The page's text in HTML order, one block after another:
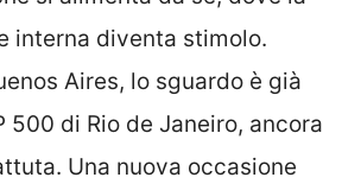
interna diventa stimolo.
Aires, lo sguardo è già
500 di Rio de Janeiro, ancora
Una nuova occasione